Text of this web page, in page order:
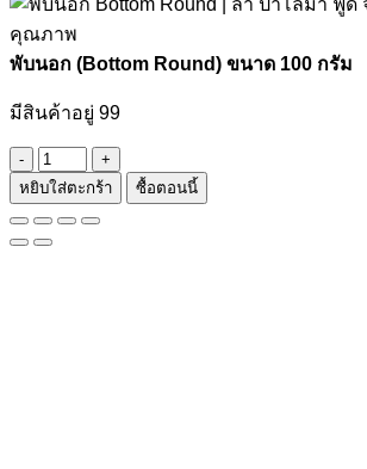
พับนอก (Bottom Round) ขนาด 100 กรัม
มีสินค้าอยู่ 99
จำนวน
พับ
นอก
(Bottom
หยิบใส่ตะกร้า ซื้อตอนนี้